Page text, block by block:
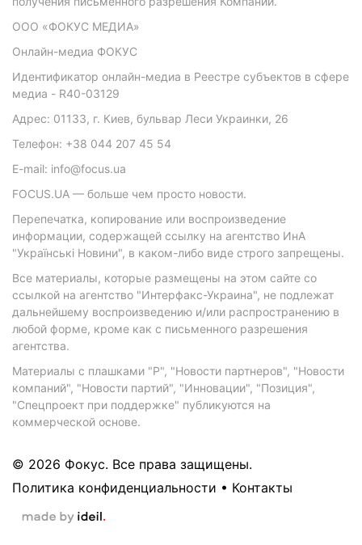
ООО «ФОКУС МЕДИА»
Онлайн-медиа ФОКУС
Идентификатор онлайн-медиа в Реестре субъектов в сфере
медиа - R40-03129
Адрес: 01133, г. Киев, бульвар Леси Украинки, 26
Телефон: +38 044 207 45 54
E-mail: info@focus.ua
FOCUS.UA — больше чем просто новости.
Перепечатка, копирование или воспроизведение
информации, содержащей ссылку на агентство ИнА
"Українські Новини", в каком-либо виде строго запрещены.
Все материалы, которые размещены на этом сайте со
ссылкой на агентство "Интерфакс-Украина", не подлежат
дальнейшему воспроизведению и/или распространению в
любой форме, кроме как с письменного разрешения
агентства.
Материалы с плашками "Р", "Новости партнеров", "Новости
компаний", "Новости партий", "Инновации", "Позиция",
"Спецпроект при поддержке" публикуются на
коммерческой основе.
© 2026 Фокус. Все права защищены.
Политика конфиденциальности • Контакты